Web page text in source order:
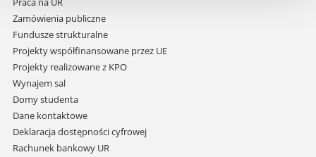
Zamówienia publiczne
Fundusze strukturalne
Projekty współfinansowane przez UE
Projekty realizowane z KPO
Wynajem sal
Domy studenta
Dane kontaktowe
Deklaracja dostępności cyfrowej
Rachunek bankowy UR